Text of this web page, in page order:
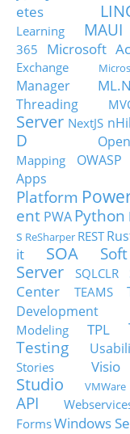
etes
Learning
MAUI
365
Microsoft
Exchange
Manager
Threading
Server NextJS
D
Mapping
OWASP
Apps
Platform
ent PWA Python
s ReSharper REST
it
SOA
Server
SQLCLR
Center
TEAMS
Development
Modeling
TPL
Testing
Stories
Visio
Studio
VMWare
API
FormsWindows